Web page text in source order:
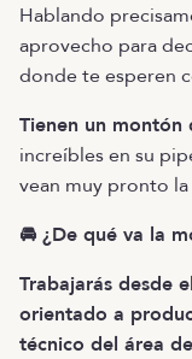
Hablando
aprovecho para
donde te esperen
Tienen un montón
increíbles en su
vean muy pronto la
🚘 ¿De qué va la
Trabajarás desde
orientado a
técnico del área